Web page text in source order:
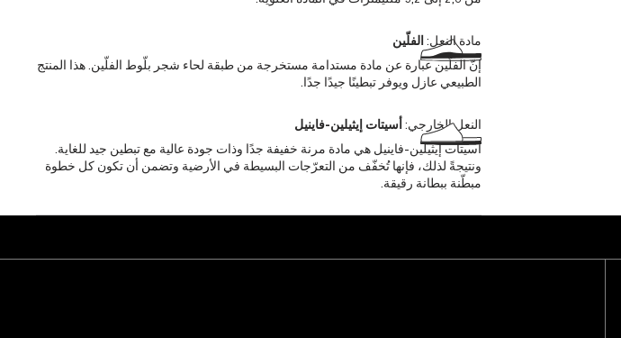
مادة النعل:الفلّين
إنّ الفلّين عبارة عن مادة مستدامة مستخرجة من طبقة لحاء شجر بلّوط الفلّين. هذا المنتج
الطبيعي عازل ويوفر تبطينًا جيدًا جدًا.
النعل الخارجي:أسيتات إيثيلين-فاينيل
أسيتات إيثيلين-فاينيل هي مادة مرنة خفيفة جدًا وذات جودة عالية مع تبطين جيد للغاية.
ونتيجةً لذلك، فإنها تُخفّف من التعرّجات البسيطة في الأرضية وتضمن أن تكون كل خطوة
مبطّنة ببطانة رقيقة.